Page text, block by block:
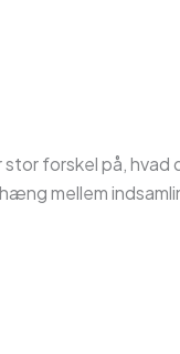
forskel på,
mellem